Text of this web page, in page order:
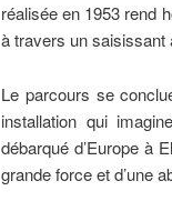
réalisée en 1953 rend
à travers un saisissant
Le parcours se
installation qui
débarqué d’Europe à
grande force et d’une